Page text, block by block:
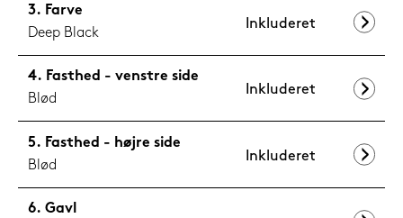
Farve
Deep Black
Inkluderet
Fasthed - venstre side
Blød
Inkluderet
Fasthed - højre side
Blød
Inkluderet
Gavl